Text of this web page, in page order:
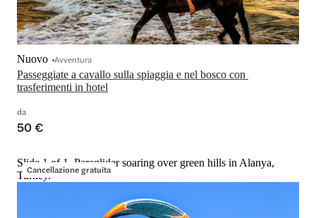
Passeggiate a cavallo sulla spiaggia e nel bosco con
trasferimenti in hotel
Nuovo Avventura
da
50 €
Cancellazione gratuita
Slide 1 of 1, Paraglider soaring over green hills in Alanya,
Turkey.